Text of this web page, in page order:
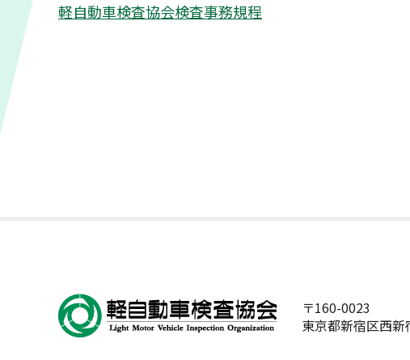
軽自動車検査協会検査事務規程
〒160-0023
東京都新宿区西